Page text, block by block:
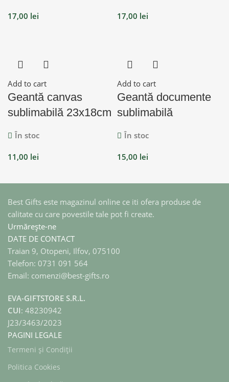
17,00 lei 17,00 lei
Add to cart
Geantă canvas
sublimabilă 23x18cm
În stoc
11,00 lei
Add to cart
Geantă documente
sublimabilă
În stoc
15,00 lei
Best Gifts este magazinul online ce iti ofera produse de
calitate cu care povestile tale pot fi create.
Urmărește-ne
DATE DE CONTACT
Traian 9, Otopeni, Ilfov, 075100
Telefon: 0731 091 564
Email: comenzi@best-gifts.ro
EVA-GIFTSTORE S.R.L.
CUI: 48230942
J23/3463/2023
PAGINI LEGALE
Termeni și Condiții
Politica Cookies